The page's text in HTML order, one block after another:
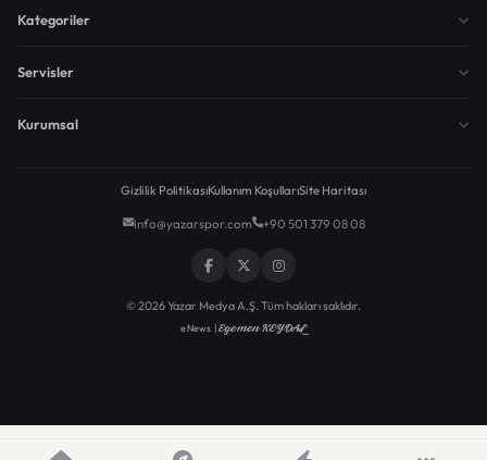
Kategoriler
Servisler
Kurumsal
Gizlilik PolitikasıKullanım KoşullarıSite Haritası
info@yazarspor.com +90 501 379 08 08
© 2026 Yazar Medya A.Ş. Tüm hakları saklıdır.
eNews |Egemen KEYDAL